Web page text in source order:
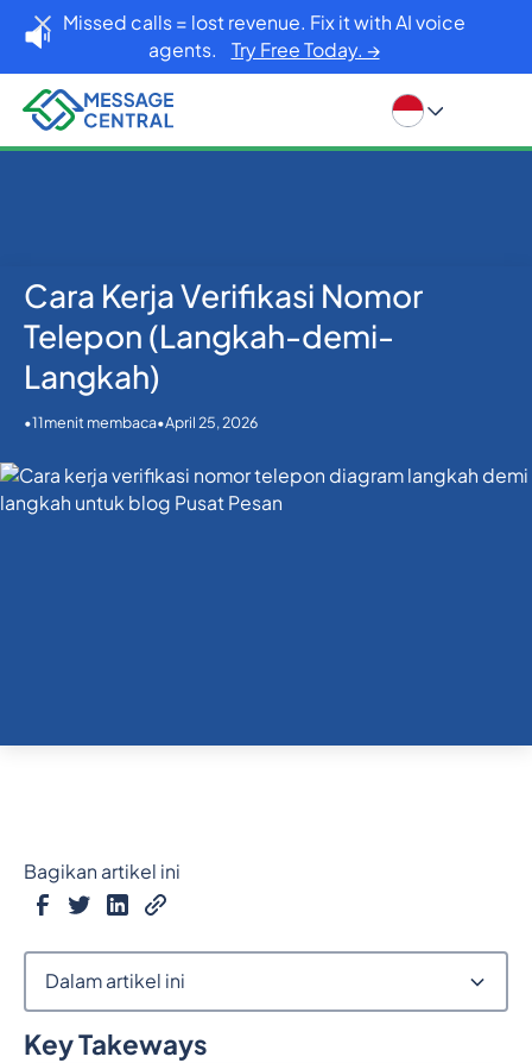
Missed calls = lost revenue. Fix it with AI voice
agents. Try Free Today. →
Rumah Blog
Verifikasi SMS OTP
Cara Kerja Verifikasi Nomor Telepon (Langkah-demi-
Langkah)
Cara Kerja Verifikasi Nomor
Telepon (Langkah-demi-
Langkah)
•11menit membaca•April 25, 2026
Key Takeways
Bagikan artikel ini
Dalam artikel ini
Judul 2